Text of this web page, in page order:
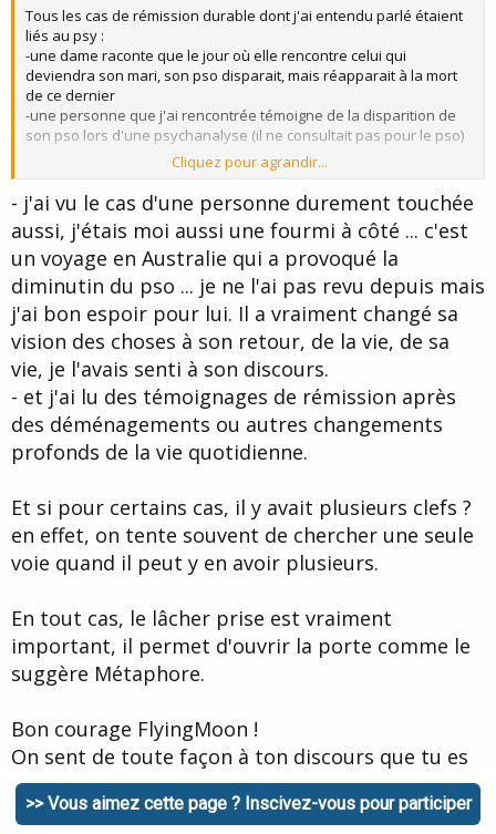
Tous les cas de rémission durable dont j'ai entendu parlé étaient
liés au psy :
-une dame raconte que le jour où elle rencontre celui qui
deviendra son mari, son pso disparait, mais réapparait à la mort
de ce dernier
-une personne que j'ai rencontrée témoigne de la disparition de
son pso lors d'une psychanalyse (il ne consultait pas pour le pso)
dans tous les cas, il faut trouver la clef (FlyingMoon)
Cliquez pour agrandir...
- j'ai vu le cas d'une personne durement touchée
aussi, j'étais moi aussi une fourmi à côté ... c'est
un voyage en Australie qui a provoqué la
diminutin du pso ... je ne l'ai pas revu depuis mais
j'ai bon espoir pour lui. Il a vraiment changé sa
vision des choses à son retour, de la vie, de sa
vie, je l'avais senti à son discours.
- et j'ai lu des témoignages de rémission après
des déménagements ou autres changements
profonds de la vie quotidienne.
Et si pour certains cas, il y avait plusieurs clefs ?
en effet, on tente souvent de chercher une seule
voie quand il peut y en avoir plusieurs.
En tout cas, le lâcher prise est vraiment
important, il permet d'ouvrir la porte comme le
suggère Métaphore.
Bon courage FlyingMoon !
On sent de toute façon à ton discours que tu es
dans une période où quelque chose se passe, un
truc qui sera positif.
>> Vous aimez cette page ? Inscivez-vous pour participer